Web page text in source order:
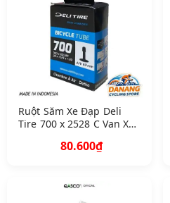
Ruột Săm Xe Đạp Deli
Tire 700 x 2528 C Van Xe
Cho Xe Road 700 C
80.600₫